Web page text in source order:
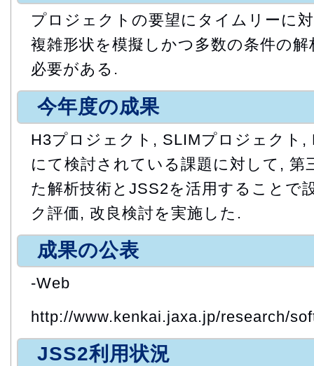
プロジェクトの要望にタイムリーに
複雑形状を模擬しかつ多数の条件の
必要がある.
今年度の成果
H3プロジェクト, SLIMプロジェクト,
にて検討されている課題に対して, 第
た解析技術とJSS2を活用することで
ク評価, 改良検討を実施した.
成果の公表
-Web
http://www.kenkai.jaxa.jp/research/
JSS2利用状況